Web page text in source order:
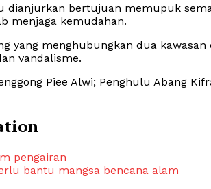
dianjurkan bertujuan memupuk
menjaga kemudahan.
yang menghubungkan dua
vandalisme.
Piee Alwi; Penghulu Abang
pengairan
bantu mangsa bencana alam